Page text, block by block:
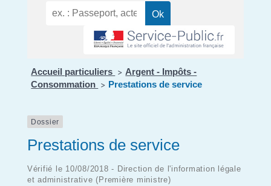
Accueil particuliers > Argent - Impôts -
Consommation > Prestations de service
Dossier
Prestations de service
Vérifié le 10/08/2018 - Direction de l'information légale
et administrative (Première ministre)